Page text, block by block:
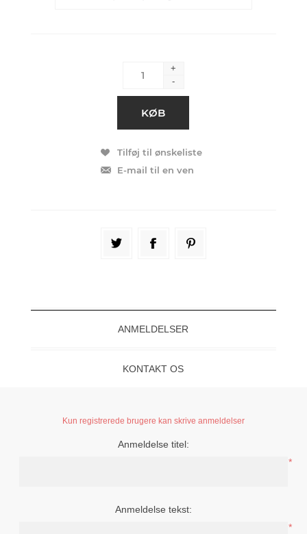
+
-
ANMELDELSER
KONTAKT OS
Kun registrerede brugere kan skrive anmeldelser
Anmeldelse titel:
*
Anmeldelse tekst:
*